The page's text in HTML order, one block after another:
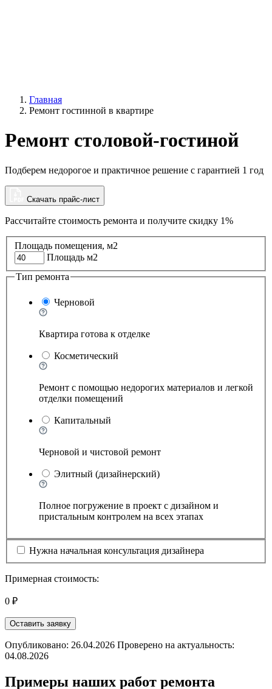
Главная
Ремонт гостинной в квартире
Ремонт столовой-гостиной
Подберем недорогое и практичное решение с гарантией 1 год
Скачать прайс-лист
Рассчитайте стоимость ремонта и получите скидку 1%
Площадь помещения, м2
Площадь м2
Тип ремонта
Черновой
Квартира готова к отделке
Косметический
Ремонт с помощью недорогих материалов и легкой
отделки помещений
Капитальный
Черновой и чистовой ремонт
Элитный (дизайнерский)
Полное погружение в проект с дизайном и
пристальным контролем на всех этапах
Нужна начальная консультация дизайнера
Примерная стоимость:
0 ₽
Оставить заявку
Опубликовано: 26.04.2026 Проверено на актуальность:
04.08.2026
Примеры наших работ ремонта